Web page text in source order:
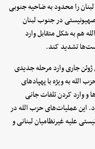
را محدود به ضاحیه جنوبی
در جنوب لبنان
هم به شکل متقابل وارد
تشدید کند.
ژوئن جاری وارد مرحله جدیدی
به ویژه با پهپادهای
و وارد کردن تلفات جانی
این عملیات‌های حزب الله در
علیه غیرنظامیان لبنانی و